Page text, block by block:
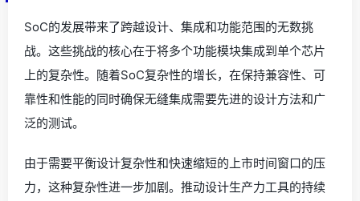
SoC的发展带来了跨越设计、集成和功能范围的无数挑
战。这些挑战的核心在于将多个功能模块集成到单个芯片
上的复杂性。随着SoC复杂性的增长，在保持兼容性、可
靠性和性能的同时确保无缝集成需要先进的设计方法和广
泛的测试。
由于需要平衡设计复杂性和快速缩短的上市时间窗口的压
力，这种复杂性进一步加剧。推动设计生产力工具的持续